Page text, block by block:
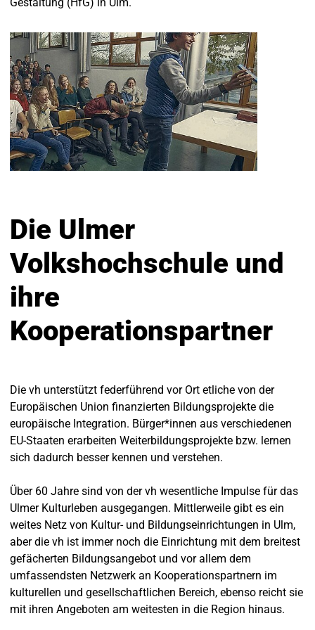
Die Ulmer
Volkshochschule und
ihre
Kooperationspartner
Die vh unterstützt federführend vor Ort etliche von der
Europäischen Union finanzierten Bildungsprojekte die
europäische Integration. Bürger*innen aus verschiedenen
EU-Staaten erarbeiten Weiterbildungsprojekte bzw. lernen
sich dadurch besser kennen und verstehen.
Über 60 Jahre sind von der vh wesentliche Impulse für das
Ulmer Kulturleben ausgegangen. Mittlerweile gibt es ein
weites Netz von Kultur- und Bildungseinrichtungen in Ulm,
aber die vh ist immer noch die Einrichtung mit dem breitest
gefächerten Bildungsangebot und vor allem dem
umfassendsten Netzwerk an Kooperationspartnern im
kulturellen und gesellschaftlichen Bereich, ebenso reicht sie
mit ihren Angeboten am weitesten in die Region hinaus.